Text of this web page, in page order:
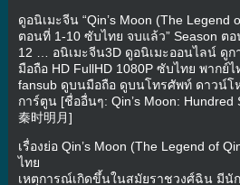
ดูอนิเมะจีน “Qin’s Moon (The
ตอนที่ 1-10 ซับไทย จบแล้ว” Season ตอ
12 … อนิเมะจีน3D ดูอนิเมะออนไลน์ ดู
มือถือ HD FullHD 1080P ซับไทย พากย์
fansub ดูบนมือถือ ดูบนโทรศัพท์ ดาวน์โ
การ์ตูน [ชื่ออื่นๆ: Qin’s Moon:
秦时明月]
เรื่องย่อ Qin’s Moon (The Legend of
ไทย
เหตุการณ์เกิดขึ้นในสมัยราชวงศ์ฉิน มีนั